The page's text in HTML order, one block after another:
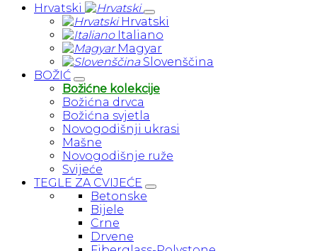
Hrvatski
Hrvatski
Italiano
Magyar
Slovenščina
BOŽIĆ
Božićne kolekcije
Božićna drvca
Božićna svjetla
Novogodišnji ukrasi
Mašne
Novogodišnje ruže
Svijeće
TEGLE ZA CVIJEĆE
Betonske
Bijele
Crne
Drvene